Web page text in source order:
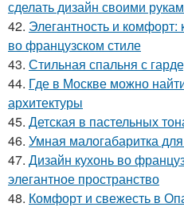
сделать дизайн своими
42. Элегантность и комфорт:
во французском стиле
43. Стильная спальня с
44. Где в Москве можно
архитектуры
45. Детская в пастельных
46. Умная малогабаритка
47. Дизайн кухонь во
элегантное пространство
48. Комфорт и свежесть в